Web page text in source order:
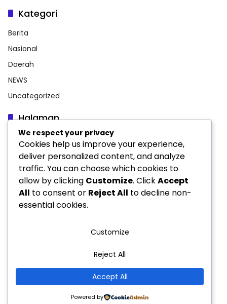
Kategori
Berita
Nasional
Daerah
NEWS
Uncategorized
Halaman
Indeks Berita
INFORMASI PERUSAHAAN
Pedoman Media Siber
Privacy Policy
PT MEDIA ALFA JAYA © 2025 PART OF METRO-
×
We respect your privacy
Cookies help us improve your experience,
deliver personalized content, and analyze
traffic. You can choose which cookies to
allow by clicking Customize. ClickAccept
All to consent or Reject All to decline non-
essential cookies.
Customize
Reject All
Accept All
Powered by